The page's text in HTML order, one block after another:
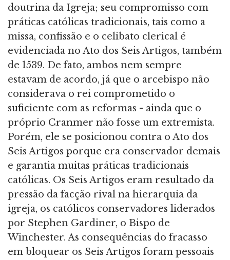
doutrina da Igreja; seu compromisso com
práticas católicas tradicionais, tais como a
missa, confissão e o celibato clerical é
evidenciada no Ato dos Seis Artigos, também
de 1539. De fato, ambos nem sempre
estavam de acordo, já que o arcebispo não
considerava o rei comprometido o
suficiente com as reformas - ainda que o
próprio Cranmer não fosse um extremista.
Porém, ele se posicionou contra o Ato dos
Seis Artigos porque era conservador demais
e garantia muitas práticas tradicionais
católicas. Os Seis Artigos eram resultado da
pressão da facção rival na hierarquia da
igreja, os católicos conservadores liderados
por Stephen Gardiner, o Bispo de
Winchester. As consequências do fracasso
em bloquear os Seis Artigos foram pessoais